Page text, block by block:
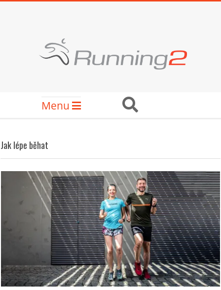
Secondary
Navigation
Menu Search
Jak lépe běhat